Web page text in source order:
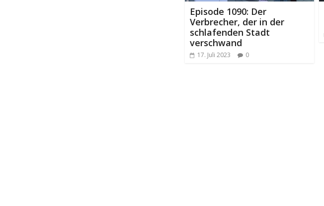
Episode 1090: Der
Verbrecher, der in der
schlafenden Stadt
verschwand
17. Juli 2023 0